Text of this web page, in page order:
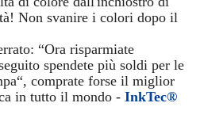
Non svanire i colori dopo il
“Ora risparmiate
spendete più soldi per le
comprate forse il miglior
in tutto il mondo - InkTec®